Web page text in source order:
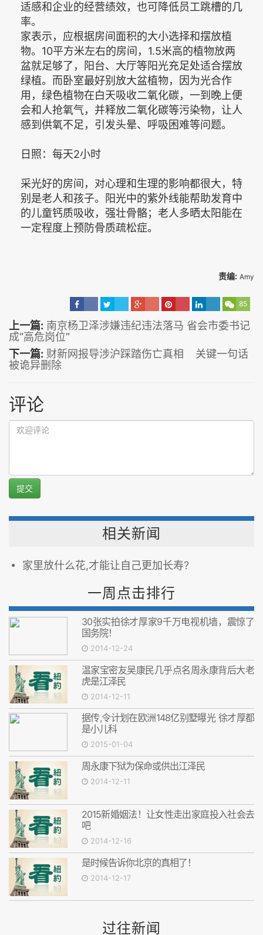
适感和企业的经营绩效，也可降低员工跳槽的几
率。
家表示，应根据房间面积的大小选择和摆放植
物。10平方米左右的房间，1.5米高的植物放两
盆就足够了，阳台、大厅等阳光充足处适合摆放
绿植。而卧室最好别放大盆植物，因为光合作
用，绿色植物在白天吸收二氧化碳，一到晚上便
会和人抢氧气，并释放二氧化碳等污染物，让人
感到供氧不足，引发头晕、呼吸困难等问题。
日照：每天2小时
采光好的房间，对心理和生理的影响都很大，特
别是老人和孩子。阳光中的紫外线能帮助发育中
的儿童钙质吸收，强壮骨骼；老人多晒太阳能在
一定程度上预防骨质疏松症。
责编: Amy
85
上一篇: 南京杨卫泽涉嫌违纪违法落马 省会市委书记
成“高危岗位”
下一篇: 财新网报导涉沪踩踏伤亡真相 关键一句话
被诡异删除
评论
提交
相关新闻
家里放什么花,才能让自己更加长寿?
一周点击排行
30张实拍徐才厚家9千万电视机墙，震惊了
国务院！
2014-12-24
温家宝密友吴康民几乎点名周永康背后大老
虎是江泽民
2014-12-11
据传,令计划在欧洲148亿别墅曝光 徐才厚都
是小儿科
2015-01-04
周永康下狱为保命或供出江泽民
2014-12-11
2015新婚姻法！让女性走出家庭投入社会去
吧
2014-12-16
是时候告诉你北京的真相了！
2014-12-17
过往新闻